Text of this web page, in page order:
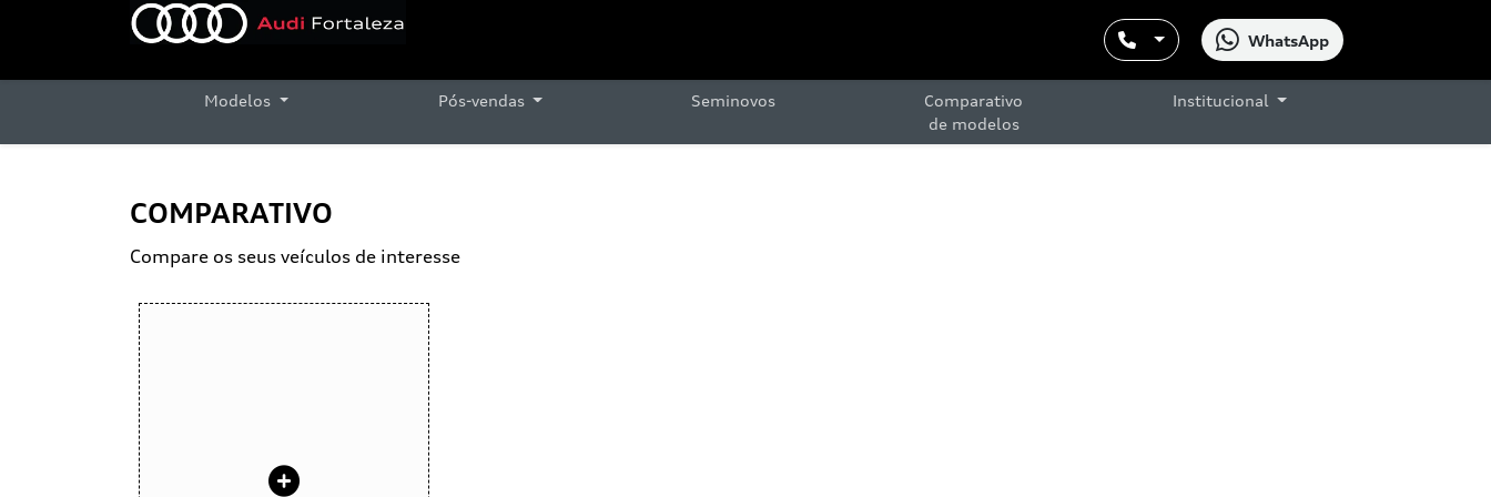
WhatsApp
Modelos Pós-vendas Seminovos
Comparativo
de modelos
Institucional
COMPARATIVO
Compare os seus veículos de interesse